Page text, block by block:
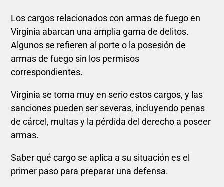
Los cargos relacionados con armas de fuego en
Virginia abarcan una amplia gama de delitos.
Algunos se refieren al porte o la posesión de
armas de fuego sin los permisos
correspondientes.
Virginia se toma muy en serio estos cargos, y las
sanciones pueden ser severas, incluyendo penas
de cárcel, multas y la pérdida del derecho a poseer
armas.
Saber qué cargo se aplica a su situación es el
primer paso para preparar una defensa.